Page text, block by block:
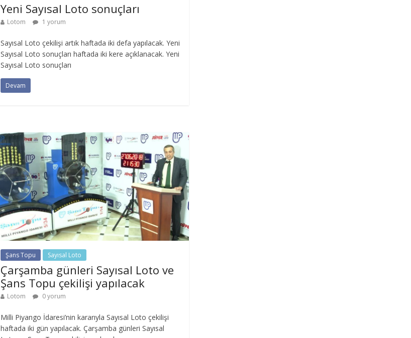
Yeni Sayısal Loto sonuçları
Lotom 1 yorum
Sayısal Loto çekilişi artık haftada iki defa yapılacak. Yeni
Sayısal Loto sonuçları haftada iki kere açıklanacak. Yeni
Sayısal Loto sonuçları
Devam
Şans Topu Sayısal Loto
Çarşamba günleri Sayısal Loto ve
Şans Topu çekilişi yapılacak
Lotom 0 yorum
Milli Piyango İdaresi’nin kararıyla Sayısal Loto çekilişi
haftada iki gün yapılacak. Çarşamba günleri Sayısal